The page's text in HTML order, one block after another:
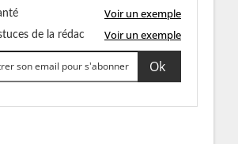
Voir un exemple
de la rédac Voir un exemple